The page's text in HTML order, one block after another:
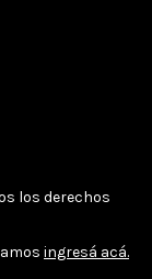
los derechos
ingresá acá.